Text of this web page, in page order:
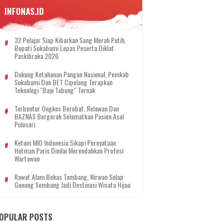
INFONAS.ID
32 Pelajar Siap Kibarkan Sang Merah Putih,
Bupati Sukabumi Lepas Peserta Diklat
Paskibraka 2026
Dukung Ketahanan Pangan Nasional, Pemkab
Sukabumi Dan BET Cipelang Terapkan
Teknologi "Bayi Tabung" Ternak
Terbentur Ongkos Berobat, Relawan Dan
BAZNAS Bergerak Selamatkan Pasien Asal
Pulosari
Ketum MIO Indonesia Sikapi Pernyataan
Hotman Paris Dinilai Merendahkan Profesi
Wartawan
Rawat Alam Bekas Tambang, Nirwan Sulap
Gunung Sembung Jadi Destinasi Wisata Hijau
POSTS